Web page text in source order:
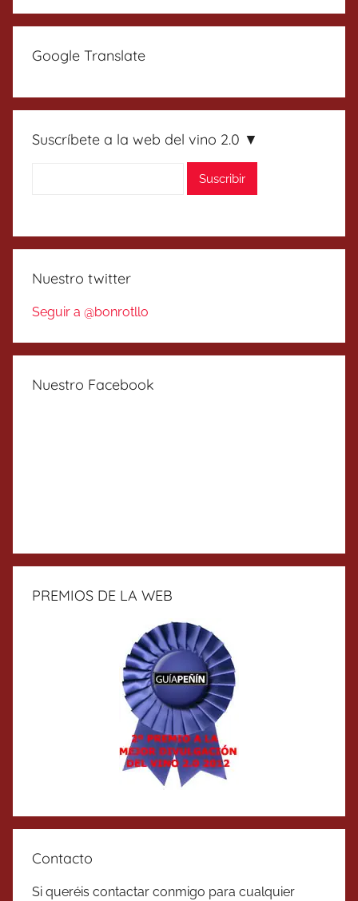
Google Translate
Suscríbete a la web del vino 2.0 ▼
Nuestro twitter
Seguir a @bonrotllo
Nuestro Facebook
PREMIOS DE LA WEB
Contacto
Si queréis contactar conmigo para cualquier